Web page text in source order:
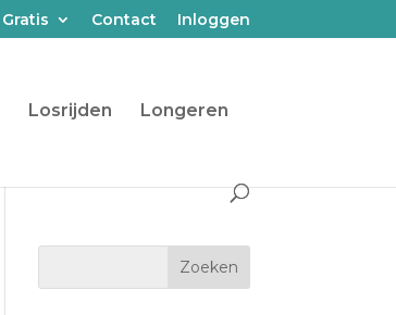
Gratis Contact Inloggen
Losrijden Longeren